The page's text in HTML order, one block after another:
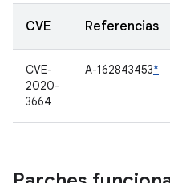
CVE Referencias
CVE-
2020-
3664
A-162843453*